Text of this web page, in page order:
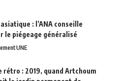
: l’ANA conseille
le piégeage généralisé
UNE
rétro : 2019, quand Artchoum